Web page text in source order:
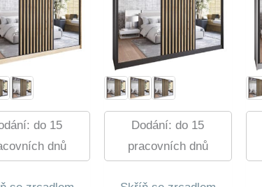
do 15
dnů
Dodání: do 15
pracovních dnů